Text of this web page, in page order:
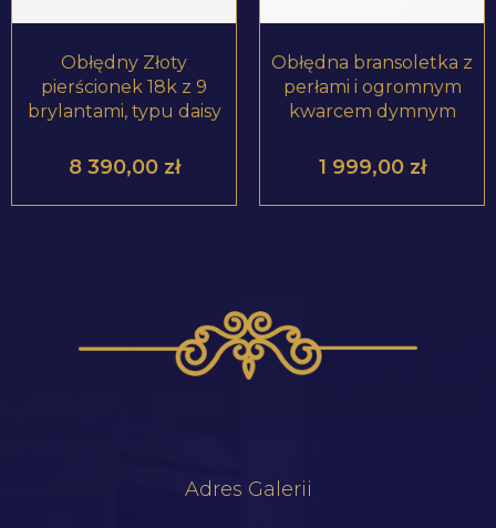
Obłędny Złoty
pierścionek 18k z 9
brylantami, typu daisy
8 390,00 zł
Obłędna bransoletka z
perłami i ogromnym
kwarcem dymnym
1 999,00 zł
Adres Galerii